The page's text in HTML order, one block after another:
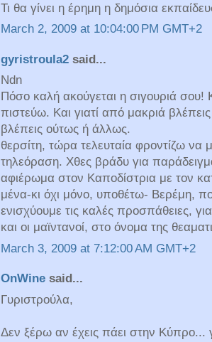
Τι θα γίνει η έρημη η δημόσια
March 2, 2009 at 10:04:00 PM GMT+2
gyristroula2 said...
Ndn
Πόσο καλή ακούγεται η σιγουριά σου!
πιστεύω. Και γιατί από μακριά
βλέπεις ούτως ή άλλως.
θερσίτη, τώρα τελευταία φροντίζω
τηλεόραση. Χθες βράδυ για
αφιέρωμα στον Καποδίστρια με τον
μένα-κι όχι μόνο, υποθέτω- Βερέμη,
ενισχύουμε τις καλές προσπάθειες,
και οι μαϊντανοί, στο όνομα της
March 3, 2009 at 7:12:00 AM GMT+2
OnWine said...
Γυριστρούλα,
Δεν ξέρω αν έχεις πάει στην Κύπρο...